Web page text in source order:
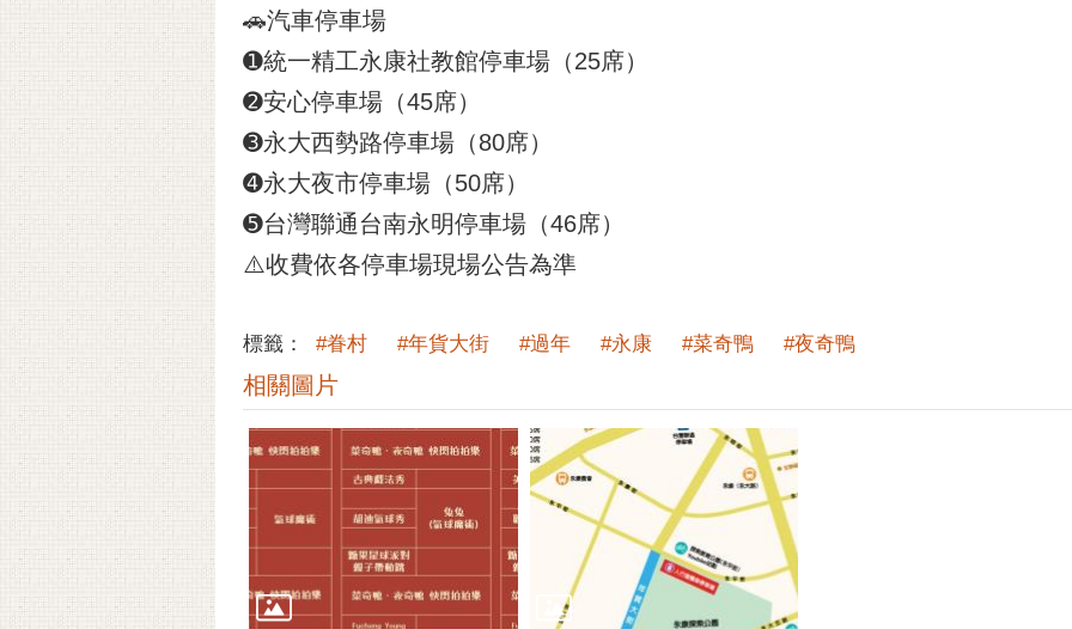
🚗汽車停車場
➊統一精工永康社教館停車場（25席）
➋安心停車場（45席）
➌永大西勢路停車場（80席）
➍永大夜市停車場（50席）
➎台灣聯通台南永明停車場（46席）
⚠️收費依各停車場現場公告為準
標籤： #眷村 #年貨大街 #過年 #永康 #菜奇鴨 #夜奇鴨
相關圖片